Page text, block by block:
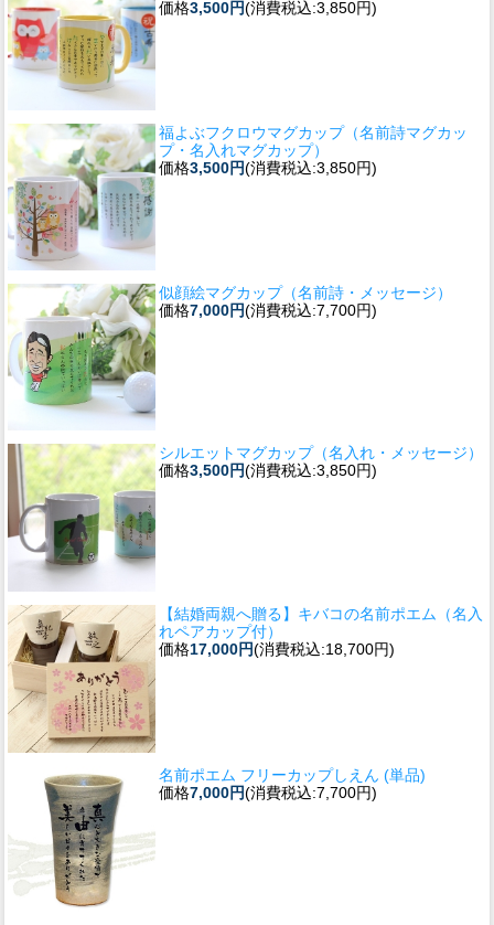
価格3,500円(消費税込:3,850円)
福よぶフクロウマグカップ（名前詩マグカッ
プ・名入れマグカップ）
価格3,500円(消費税込:3,850円)
似顔絵マグカップ（名前詩・メッセージ）
価格7,000円(消費税込:7,700円)
シルエットマグカップ（名入れ・メッセージ）
価格3,500円(消費税込:3,850円)
【結婚両親へ贈る】キバコの名前ポエム（名入
れペアカップ付）
価格17,000円(消費税込:18,700円)
名前ポエム フリーカップしえん (単品)
価格7,000円(消費税込:7,700円)